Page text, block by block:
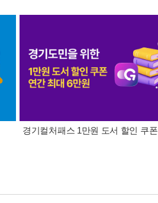
경기컬처패스 1만원 도서 할인 쿠폰